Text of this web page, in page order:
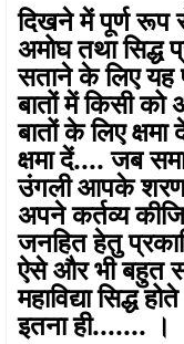
दिखने में पूर्ण रूप
अमोघ तथा सिद्ध
सताने के लिए यह
बातों में किसी
बातों के लिए
क्षमा दें.... जब
उंगली आपके
अपने कर्तव्य
जनहित हेतु
ऐसे और भी बहुत
महाविद्या सिद्ध
इतना ही....... ।